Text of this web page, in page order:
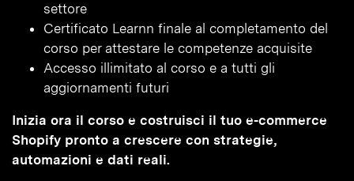
settore
Certificato Learnn finale al completamento del
corso per attestare le competenze acquisite
Accesso illimitato al corso e a tutti gli
aggiornamenti futuri
Inizia ora il corso e costruisci il tuo e-commerce
Shopify pronto a crescere con strategie,
automazioni e dati reali.